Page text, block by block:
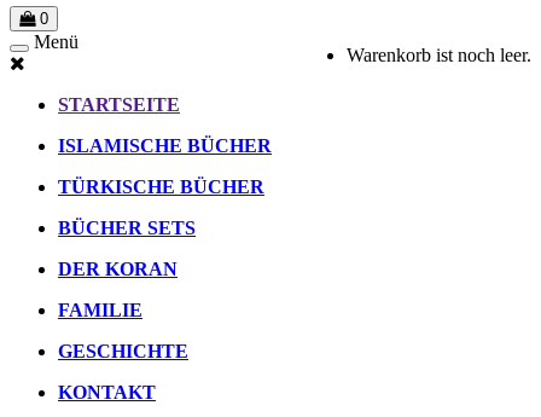
0
Warenkorb ist noch leer.
Menü
STARTSEITE
ISLAMISCHE BÜCHER
TÜRKISCHE BÜCHER
BÜCHER SETS
DER KORAN
FAMILIE
GESCHICHTE
KONTAKT